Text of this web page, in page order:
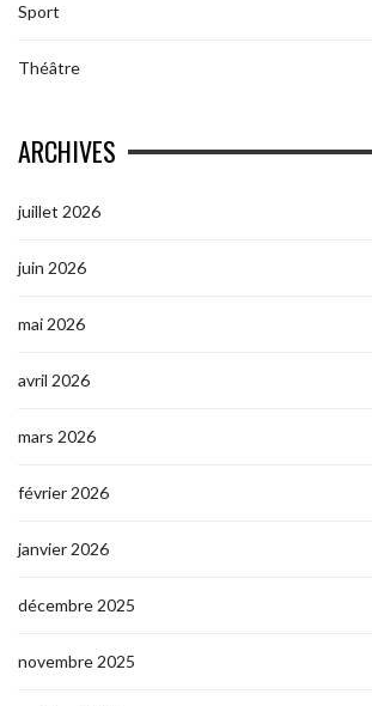
Sport
Théâtre
ARCHIVES
juillet 2026
juin 2026
mai 2026
avril 2026
mars 2026
février 2026
janvier 2026
décembre 2025
novembre 2025